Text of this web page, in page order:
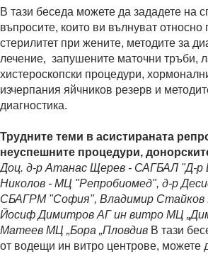
В тази беседа можете да зададете на
въпросите, които ви вълнуват относно
стерилитет при жените, методите за
лечение, запушените маточни тръби,
хистероскопски процедури,
изчерпания яйчников резерв и
диагностика.
Трудните теми в асистираната
неуспешните процедури,
Доц. д-р Атанас Щерев - САГБАЛ "Д-р
Николов - МЦ "Репробиомед", д-р
СБАГРМ "София", Владимир Стайков
Йосиф Димитров АГ ин витро МЦ
Матеев МЦ „Бора „Пловдив В тази
от водещи ин витро центрове, можете